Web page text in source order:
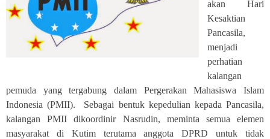
akan Hari
Kesaktian
Pancasila,
menjadi
perhatian
kalangan
pemuda yang tergabung dalam Pergerakan Mahasiswa Islam
Indonesia (PMII). Sebagai bentuk kepedulian kepada Pancasila,
kalangan PMII dikoordinir Nasrudin, meminta semua elemen
masyarakat di Kutim terutama anggota DPRD untuk tidak